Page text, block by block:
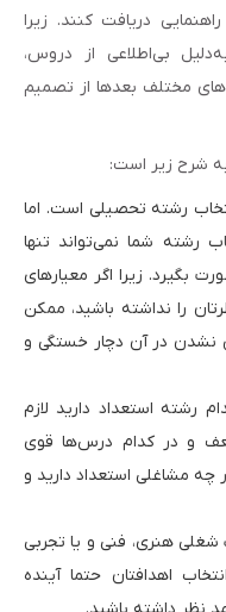
دریافت کنند. زیرا
بی‌اطلاعی از دروس،
مختلف بعدها از تصمیم
شرح زیر است:
رشته تحصیلی است. اما
رشته شما نمی‌تواند تنها
بگیرد. زیرا اگر معیارهای
را نداشته باشید، ممکن
در آن دچار خستگی و
رشته استعداد دارید لازم
و در کدام درس‌ها قوی
چه مشاغلی استعداد دارید و
شغلی هنری، فنی و یا تجربی
اهدافتان حتما آینده